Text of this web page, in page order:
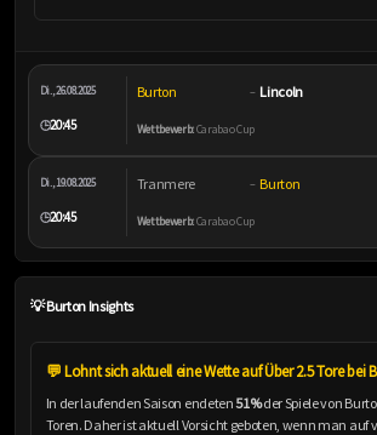
Di., 26.08.2025
🕒20:45
Burton – Lincoln
Wettbewerb:Carabao Cup
Di., 19.08.2025
🕒20:45
Tranmere – Burton
Wettbewerb:Carabao Cup
💡 Burton Insights
💬 Lohnt sich aktuell eine Wette auf Über 2.5 Tore bei
In der laufenden Saison endeten51%der Spiele von
Toren. Daher ist aktuell Vorsicht geboten, wenn man auf